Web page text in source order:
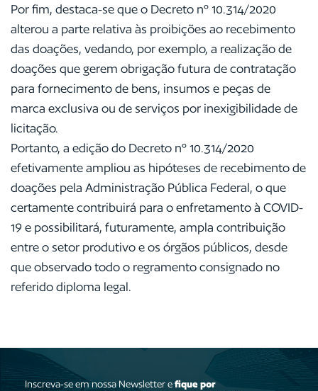
Por fim, destaca-se que o Decreto nº 10.314/2020
alterou a parte relativa às proibições ao recebimento
das doações, vedando, por exemplo, a realização de
doações que gerem obrigação futura de contratação
para fornecimento de bens, insumos e peças de
marca exclusiva ou de serviços por inexigibilidade de
licitação.
Portanto, a edição do Decreto nº 10.314/2020
efetivamente ampliou as hipóteses de recebimento de
doações pela Administração Pública Federal, o que
certamente contribuirá para o enfretamento à COVID-
19 e possibilitará, futuramente, ampla contribuição
entre o setor produtivo e os órgãos públicos, desde
que observado todo o regramento consignado no
referido diploma legal.
Inscreva-se em nossa Newsletter efique por